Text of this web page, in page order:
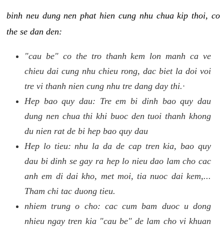
binh neu dung nen phat hien cung nhu chua kip thoi, co
the se dan den:
"cau be" co the tro thanh kem lon manh ca ve
chieu dai cung nhu chieu rong, dac biet la doi voi
tre vi thanh nien cung nhu tre dang day thi.·
Hep bao quy dau: Tre em bi dinh bao quy dau
dung nen chua thi khi buoc den tuoi thanh khong
du nien rat de bi hep bao quy dau
Hep lo tieu: nhu la da de cap tren kia, bao quy
dau bi dinh se gay ra hep lo nieu dao lam cho cac
anh em di dai kho, met moi, tia nuoc dai kem,...
Tham chi tac duong tieu.
nhiem trung o cho: cac cum bam duoc u dong
nhieu ngay tren kia "cau be" de lam cho vi khuan